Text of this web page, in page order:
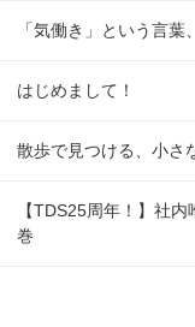
「気働き」という言葉
はじめまして！
散歩で見つける、小さ
【TDS25周年！】社
巻